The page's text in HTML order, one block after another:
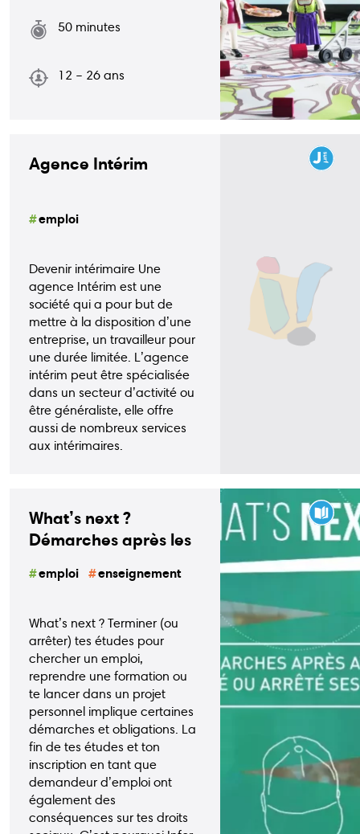
50 minutes
12 – 26 ans
Agence Intérim
emploi
Devenir intérimaire Une
agence Intérim est une
société qui a pour but de
mettre à la disposition d’une
entreprise, un travailleur pour
une durée limitée. L’agence
intérim peut être spécialisée
dans un secteur d’activité ou
être généraliste, elle offre
aussi de nombreux services
aux intérimaires.
What’s next ?
Démarches après les
emploi enseignement
What’s next ? Terminer (ou
arrêter) tes études pour
chercher un emploi,
reprendre une formation ou
te lancer dans un projet
personnel implique certaines
démarches et obligations. La
fin de tes études et ton
inscription en tant que
demandeur d’emploi ont
également des
conséquences sur tes droits